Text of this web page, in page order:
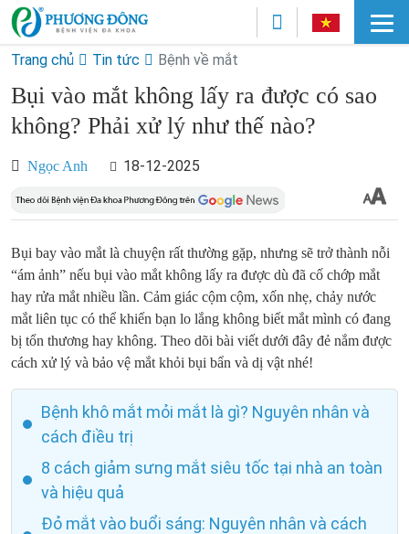
Trang chủ Tin tức Bệnh về mắt
Bụi vào mắt không lấy ra được có sao
không? Phải xử lý như thế nào?
Ngọc Anh 18-12-2025
Bụi bay vào mắt là chuyện rất thường gặp, nhưng sẽ trở thành nỗi
“ám ảnh” nếu bụi vào mắt không lấy ra được dù đã cố chớp mắt
hay rửa mắt nhiều lần. Cảm giác cộm cộm, xốn nhẹ, chảy nước
mắt liên tục có thể khiến bạn lo lắng không biết mắt mình có đang
bị tổn thương hay không. Theo dõi bài viết dưới đây đẻ nắm được
cách xử lý và bảo vệ mắt khỏi bụi bẩn và dị vật nhé!
Bệnh khô mắt mỏi mắt là gì? Nguyên nhân và
cách điều trị
8 cách giảm sưng mắt siêu tốc tại nhà an toàn
và hiệu quả
Đỏ mắt vào buổi sáng: Nguyên nhân và cách